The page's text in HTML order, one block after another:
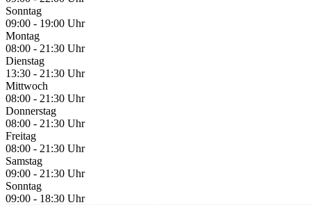
Sonntag
09:00 - 19:00 Uhr
Montag
08:00 - 21:30 Uhr
Dienstag
13:30 - 21:30 Uhr
Mittwoch
08:00 - 21:30 Uhr
Donnerstag
08:00 - 21:30 Uhr
Freitag
08:00 - 21:30 Uhr
Samstag
09:00 - 21:30 Uhr
Sonntag
09:00 - 18:30 Uhr